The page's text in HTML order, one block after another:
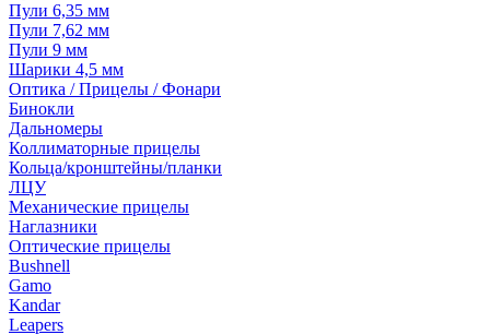
Пули 6,35 мм
Пули 7,62 мм
Пули 9 мм
Шарики 4,5 мм
Оптика / Прицелы / Фонари
Бинокли
Дальномеры
Коллиматорные прицелы
Кольца/кронштейны/планки
ЛЦУ
Механические прицелы
Наглазники
Оптические прицелы
Bushnell
Gamo
Kandar
Leapers